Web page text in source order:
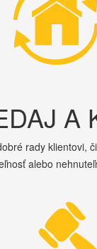
A
rady klientovi,
alebo